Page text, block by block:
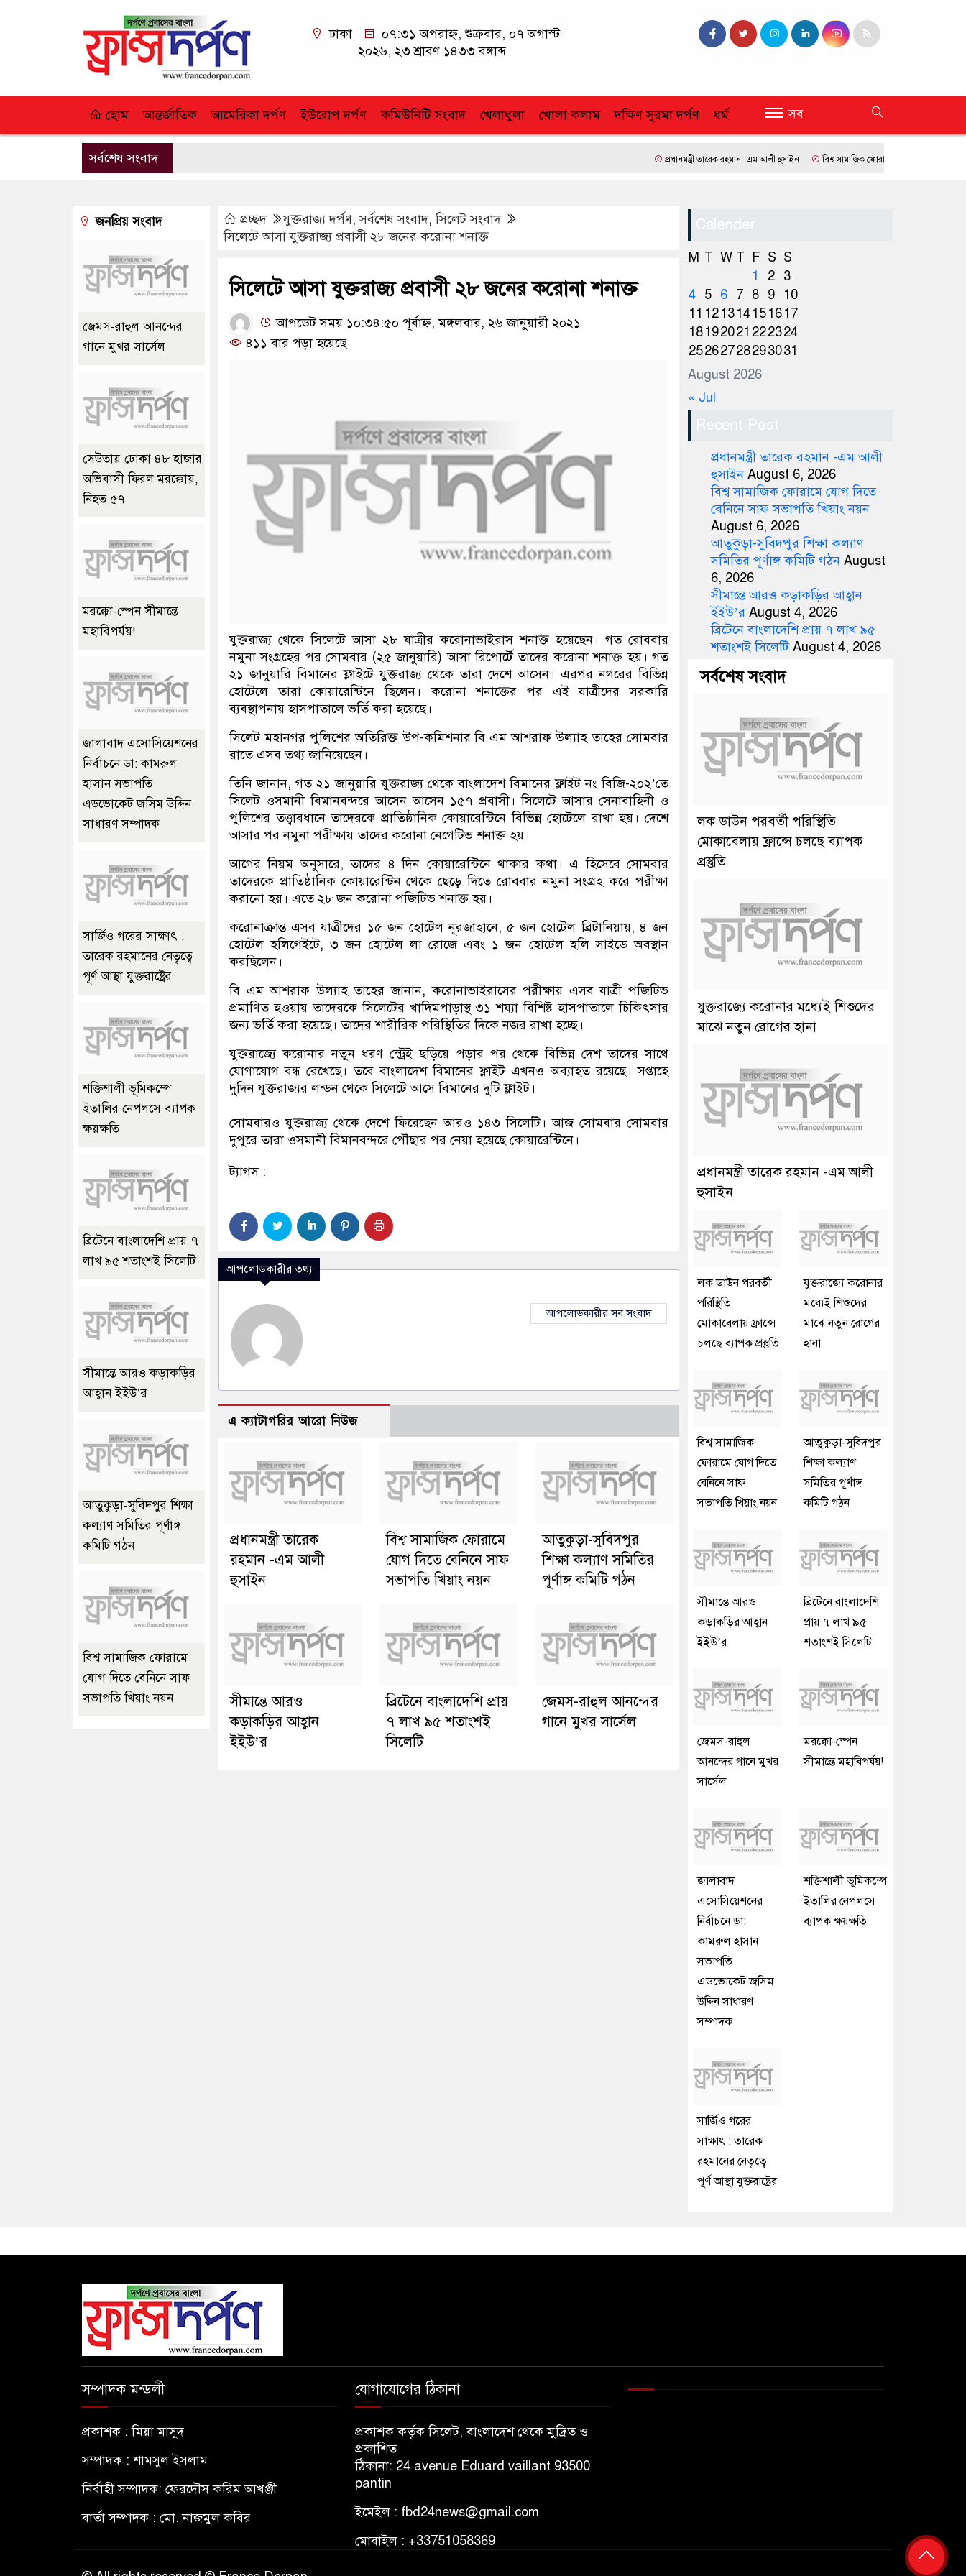
ঢাকা
০৭:৩১ অপরাহ্ন, শুক্রবার, ০৭ অগাস্ট
২০২৬, ২৩ শ্রাবণ ১৪৩৩ বঙ্গাব্দ
হোম আন্তর্জাতিক আমেরিকা দর্পণ ইউরোপ দর্পণ কমিউনিটি সংবাদ খেলাধুলা খোলা কলাম দক্ষিণ সুরমা দর্পণ ধর্ম সব
সর্বশেষ সংবাদ প্রধানমন্ত্রী তারেক রহমান -এম আলী হুসাইন বিশ্ব সামাজিক ফোরামে যোগ দিতে বেনিনে সাফ
প্রচ্ছদ যুক্তরাজ্য দর্পণ,সর্বশেষ সংবাদ,সিলেট সংবাদ
সিলেটে আসা যুক্তরাজ্য প্রবাসী ২৮ জনের করোনা শনাক্ত
সিলেটে আসা যুক্তরাজ্য প্রবাসী ২৮ জনের করোনা শনাক্ত
আপডেট সময় ১০:৩৪:৫০ পূর্বাহ্ন, মঙ্গলবার, ২৬ জানুয়ারী ২০২১
৪১১ বার পড়া হয়েছে
যুক্তরাজ্য থেকে সিলেটে আসা ২৮ যাত্রীর করোনাভাইরাস শনাক্ত হয়েছেন। গত রোববার
নমুনা সংগ্রহের পর সোমবার (২৫ জানুয়ারি) আসা রিপোর্টে তাদের করোনা শনাক্ত হয়। গত
২১ জানুয়ারি বিমানের ফ্লাইটে যুক্তরাজ্য থেকে তারা দেশে আসেন। এরপর নগরের বিভিন্ন
হোটেলে তারা কোয়ারেন্টিনে ছিলেন। করোনা শনাক্তের পর এই যাত্রীদের সরকারি
ব্যবস্থাপনায় হাসপাতালে ভর্তি করা হয়েছে।
সিলেট মহানগর পুলিশের অতিরিক্ত উপ-কমিশনার বি এম আশরাফ উল্যাহ তাহের সোমবার
রাতে এসব তথ্য জানিয়েছেন।
তিনি জানান, গত ২১ জানুয়ারি যুক্তরাজ্য থেকে বাংলাদেশ বিমানের ফ্লাইট নং বিজি-২০২’তে
সিলেট ওসমানী বিমানবন্দরে আসেন আসেন ১৫৭ প্রবাসী। সিলেটে আসার সেনাবাহিনী ও
পুলিশের তত্ত্বাবধানে তাদেরকে প্রাতিষ্ঠানিক কোয়ারেন্টিনে বিভিন্ন হোটেলে রাখা হয়। দেশে
আসার পর নমুনা পরীক্ষায় তাদের করোনা নেগেটিভ শনাক্ত হয়।
আগের নিয়ম অনুসারে, তাদের ৪ দিন কোয়ারেন্টিনে থাকার কথা। এ হিসেবে সোমবার
তাদেরকে প্রাতিষ্ঠানিক কোয়ারেন্টিন থেকে ছেড়ে দিতে রোববার নমুনা সংগ্রহ করে পরীক্ষা
করানো হয়। এতে ২৮ জন করোনা পজিটিভ শনাক্ত হয়।
করোনাক্রান্ত এসব যাত্রীদের ১৫ জন হোটেল নূরজাহানে, ৫ জন হোটেল ব্রিটানিয়ায়, ৪ জন
হোটেল হলিগেইটে, ৩ জন হোটেল লা রোজে এবং ১ জন হোটেল হলি সাইডে অবস্থান
করছিলেন।
বি এম আশরাফ উল্যাহ তাহের জানান, করোনাভাইরাসের পরীক্ষায় এসব যাত্রী পজিটিভ
প্রমাণিত হওয়ায় তাদেরকে সিলেটের খাদিমপাড়াস্থ ৩১ শয্যা বিশিষ্ট হাসপাতালে চিকিৎসার
জন্য ভর্তি করা হয়েছে। তাদের শারীরিক পরিস্থিতির দিকে নজর রাখা হচ্ছে।
যুক্তরাজ্যে করোনার নতুন ধরণ স্ট্রেই ছড়িয়ে পড়ার পর থেকে বিভিন্ন দেশ তাদের সাথে
যোগাযোগ বন্ধ রেখেছে। তবে বাংলাদেশ বিমানের ফ্লাইট এখনও অব্যাহত রয়েছে। সপ্তাহে
দুদিন যুক্তরাজ্যর লন্ডন থেকে সিলেটে আসে বিমানের দুটি ফ্লাইট।
সোমবারও যুক্তরাজ্য থেকে দেশে ফিরেছেন আরও ১৪৩ সিলেটি। আজ সোমবার সোমবার
দুপুরে তারা ওসমানী বিমানবন্দরে পৌঁছার পর নেয়া হয়েছে কোয়ারেন্টিনে।
ট্যাগস :
আপলোডকারীর তথ্য
আপলোডকারীর সব সংবাদ
এ ক্যাটাগরির আরো নিউজ
প্রধানমন্ত্রী তারেক
রহমান -এম আলী
হুসাইন
বিশ্ব সামাজিক ফোরামে
যোগ দিতে বেনিনে সাফ
সভাপতি খিয়াং নয়ন
আতুকুড়া-সুবিদপুর
শিক্ষা কল্যাণ সমিতির
পূর্ণাঙ্গ কমিটি গঠন
সীমান্তে আরও
কড়াকড়ির আহ্বান
ইইউ’র
ব্রিটেনে বাংলাদেশি প্রায়
৭ লাখ ৯৫ শতাংশই
সিলেটি
জেমস-রাহুল আনন্দের
গানে মুখর সার্সেল
জনপ্রিয় সংবাদ
জেমস-রাহুল আনন্দের
গানে মুখর সার্সেল
সেউতায় ঢোকা ৪৮ হাজার
অভিবাসী ফিরল মরক্কোয়,
নিহত ৫৭
মরক্কো-স্পেন সীমান্তে
মহাবিপর্যয়!
জালাবাদ এসোসিয়েশনের
নির্বাচনে ডা: কামরুল
হাসান সভাপতি
এডভোকেট জসিম উদ্দিন
সাধারণ সম্পাদক
সার্জিও গরের সাক্ষাৎ :
তারেক রহমানের নেতৃত্বে
পূর্ণ আস্থা যুক্তরাষ্ট্রের
শক্তিশালী ভূমিকম্পে
ইতালির নেপলসে ব্যাপক
ক্ষয়ক্ষতি
ব্রিটেনে বাংলাদেশি প্রায় ৭
লাখ ৯৫ শতাংশই সিলেটি
সীমান্তে আরও কড়াকড়ির
আহ্বান ইইউ’র
আতুকুড়া-সুবিদপুর শিক্ষা
কল্যাণ সমিতির পূর্ণাঙ্গ
কমিটি গঠন
বিশ্ব সামাজিক ফোরামে
যোগ দিতে বেনিনে সাফ
সভাপতি খিয়াং নয়ন
Calender
August 2026
M T W T F S S
1
2 3
4 5 6 7 8 9
10
11 121314151617
18192021 222324
25262728293031
« Jul
Recent Post
প্রধানমন্ত্রী তারেক রহমান -এম আলী
হুসাইন August 6, 2026
বিশ্ব সামাজিক ফোরামে যোগ দিতে
বেনিনে সাফ সভাপতি খিয়াং নয়ন
August 6, 2026
আতুকুড়া-সুবিদপুর শিক্ষা কল্যাণ
সমিতির পূর্ণাঙ্গ কমিটি গঠন August
6, 2026
সীমান্তে আরও কড়াকড়ির আহ্বান
ইইউ’র August 4, 2026
ব্রিটেনে বাংলাদেশি প্রায় ৭ লাখ ৯৫
শতাংশই সিলেটি August 4, 2026
সর্বশেষ সংবাদ
লক ডাউন পরবর্তী পরিস্থিতি
মোকাবেলায় ফ্রান্সে চলছে ব্যাপক
প্রস্তুতি
যুক্তরাজ্যে করোনার মধ্যেই শিশুদের
মাঝে নতুন রোগের হানা
প্রধানমন্ত্রী তারেক রহমান -এম আলী
হুসাইন
লক ডাউন পরবর্তী
পরিস্থিতি
মোকাবেলায় ফ্রান্সে
চলছে ব্যাপক প্রস্তুতি
যুক্তরাজ্যে করোনার
মধ্যেই শিশুদের
মাঝে নতুন রোগের
হানা
বিশ্ব সামাজিক
ফোরামে যোগ দিতে
বেনিনে সাফ
সভাপতি খিয়াং নয়ন
আতুকুড়া-সুবিদপুর
শিক্ষা কল্যাণ
সমিতির পূর্ণাঙ্গ
কমিটি গঠন
সীমান্তে আরও
কড়াকড়ির আহ্বান
ইইউ’র
ব্রিটেনে বাংলাদেশি
প্রায় ৭ লাখ ৯৫
শতাংশই সিলেটি
জেমস-রাহুল
আনন্দের গানে মুখর
সার্সেল
মরক্কো-স্পেন
সীমান্তে মহাবিপর্যয়!
জালাবাদ
এসোসিয়েশনের
নির্বাচনে ডা:
কামরুল হাসান
সভাপতি
এডভোকেট জসিম
উদ্দিন সাধারণ
সম্পাদক
শক্তিশালী ভূমিকম্পে
ইতালির নেপলসে
ব্যাপক ক্ষয়ক্ষতি
সার্জিও গরের
সাক্ষাৎ : তারেক
রহমানের নেতৃত্বে
পূর্ণ আস্থা যুক্তরাষ্ট্রের
সম্পাদক মন্ডলী
প্রকাশক : মিয়া মাসুদ
সম্পাদক : শামসুল ইসলাম
নির্বাহী সম্পাদক: ফেরদৌস করিম আখঞ্জী
বার্তা সম্পাদক : মো. নাজমুল কবির
যোগাযোগের ঠিকানা
প্রকাশক কর্তৃক সিলেট, বাংলাদেশ থেকে মুদ্রিত ও
প্রকাশিত
ঠিকানা: 24 avenue Eduard vaillant 93500
pantin
ইমেইল : fbd24news@gmail.com
মোবাইল : +33751058369